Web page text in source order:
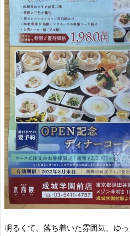
明るくて、落ち着いた雰囲気。ゆ